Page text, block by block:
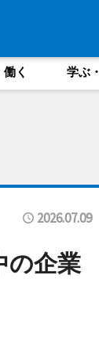
く 学ぶ
2026.07.09
の企業